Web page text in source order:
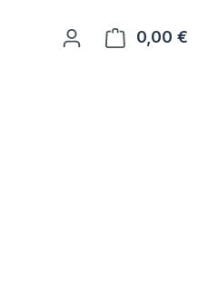
0,00 €